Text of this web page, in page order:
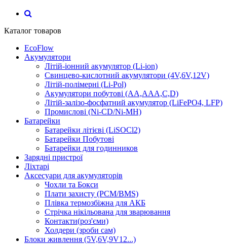
Каталог товаров
EcoFlow
Акумулятори
Літій-іонний акумулятор (Li-ion)
Свинцево-кислотний акумулятори (4V,6V,12V)
Літій-полімерні (Li-Pol)
Акумулятори побутові (AA,AAA,C,D)
Літій-залізо-фосфатний акумулятор (LiFePO4, LFP)
Промислові (Ni-CD/Ni-MH)
Батарейки
Батарейки літієві (LiSOCl2)
Батарейки Побутові
Батарейки для годинников
Зарядні пристрої
Ліхтарі
Аксесуари для акумуляторів
Чохли та Бокси
Плати захисту (PCM/BMS)
Плівка термозбіжна для АКБ
Стрічка нікільована для зварювання
Контакти(роз'єми)
Холдери (зроби сам)
Блоки живлення (5V,6V,9V12...)